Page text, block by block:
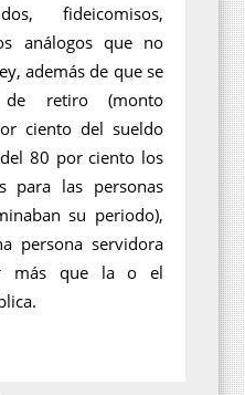
fideicomisos,
análogos que no
además de que se
retiro (monto
ciento del sueldo
80 por ciento los
para las personas
su periodo),
persona servidora
más que la o el